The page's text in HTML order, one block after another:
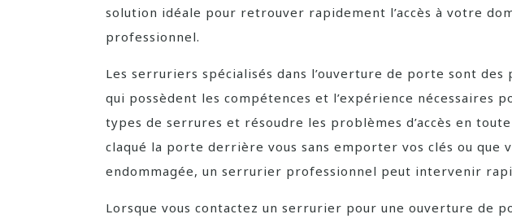
solution idéale pour retrouver rapidement l’accès à votre
professionnel.
Les serruriers spécialisés dans l’ouverture de porte sont des
qui possèdent les compétences et l’expérience nécessaires
types de serrures et résoudre les problèmes d’accès en
claqué la porte derrière vous sans emporter vos clés ou que
endommagée, un serrurier professionnel peut intervenir
Lorsque vous contactez un serrurier pour une ouverture de